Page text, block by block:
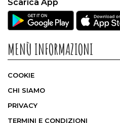
Scarica App
MENÙ INFORMAZIONI
COOKIE
CHI SIAMO
PRIVACY
TERMINI E CONDIZIONI